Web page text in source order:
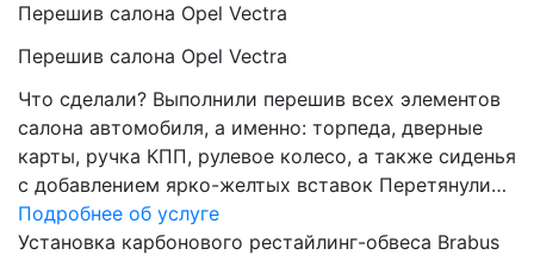
Перешив салона Opel Vectra
Перешив салона Opel Vectra
Что сделали? Выполнили перешив всех элементов
салона автомобиля, а именно: торпеда, дверные
карты, ручка КПП, рулевое колесо, а также сиденья
с добавлением ярко-желтых вставок Перетянули…
Подробнее об услуге
Установка карбонового рестайлинг-обвеса Brabus